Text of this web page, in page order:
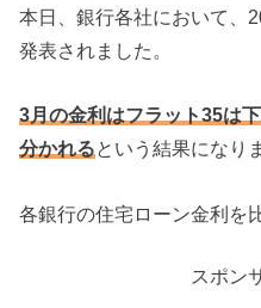
本日、銀行各社において、
発表されました。
3月の金利はフラット35は
分かれるという結果になり
各銀行の住宅ローン金利を
スポン